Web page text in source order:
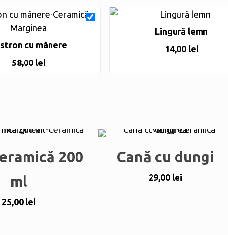
cu mânere
58,00 lei
Lingură lemn
14,00 lei
200
ml
25,00 lei
Cană cu dungi
29,00 lei